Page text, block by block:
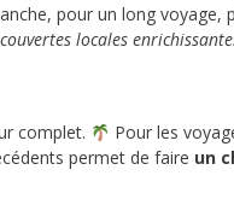
pour un long voyage,
locales
complet.
Pour les
permet de faire un